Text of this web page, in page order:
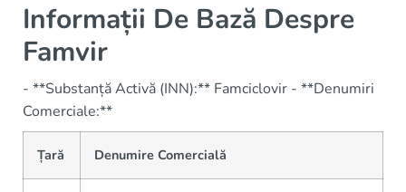
Informații De Bază Despre
Famvir
- **Substanță Activă (INN):** Famciclovir - **Denumiri
Comerciale:**
Țară Denumire Comercială